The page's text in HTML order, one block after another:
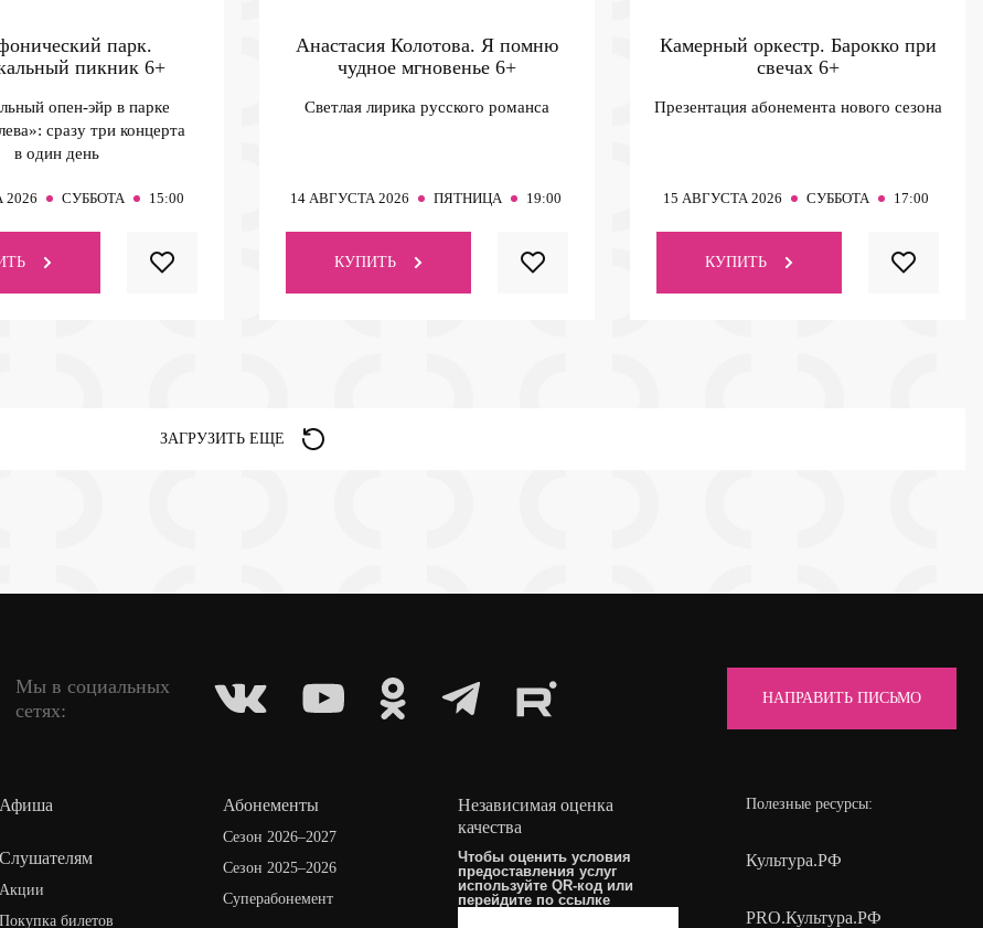
парк.
пикник 6+
опен-эйр в парке
сразу три концерта
в один день
СУББОТА 15:00
Анастасия Колотова. Я помню
чудное мгновенье 6+
Светлая лирика русского романса
14 АВГУСТА 2026 ПЯТНИЦА 19:00
КУПИТЬ
Камерный оркестр. Барокко при
свечах 6+
Презентация абонемента нового сезона
15 АВГУСТА 2026 СУББОТА 17:00
КУПИТЬ
ЗАГРУЗИТЬ ЕЩЕ
Мы в социальных
сетях:
НАПРАВИТЬ ПИСЬМО
Афиша
Слушателям
Акции
Покупка билетов
Абонементы
Сезон 2026–2027
Сезон 2025–2026
Суперабонемент
Независимая оценка
качества
Чтобы оценить условия
предоставления услуг
используйте QR-код или
перейдите поссылке
Полезные ресурсы:
Культура.РФ
PRO.Культура.РФ